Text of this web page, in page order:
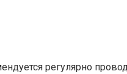
регулярно